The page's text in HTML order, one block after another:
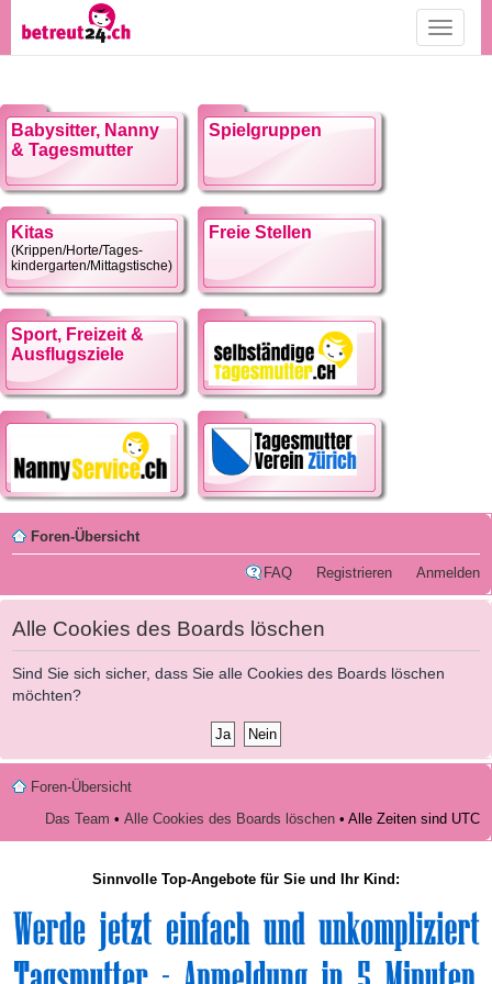
Toggle
Babysitter, Nanny
& Tagesmutter
Spielgruppen
Kitas
(Krippen/Horte/Tages-
kindergarten/Mittagstische)
Freie Stellen
Sport, Freizeit &
Ausflugsziele
Foren-Übersicht
FAQ Registrieren Anmelden
Alle Cookies des Boards löschen
Sind Sie sich sicher, dass Sie alle Cookies des Boards löschen
möchten?
Foren-Übersicht
Das Team • Alle Cookies des Boards löschen • Alle Zeiten sind UTC
Sinnvolle Top-Angebote für Sie und Ihr Kind: